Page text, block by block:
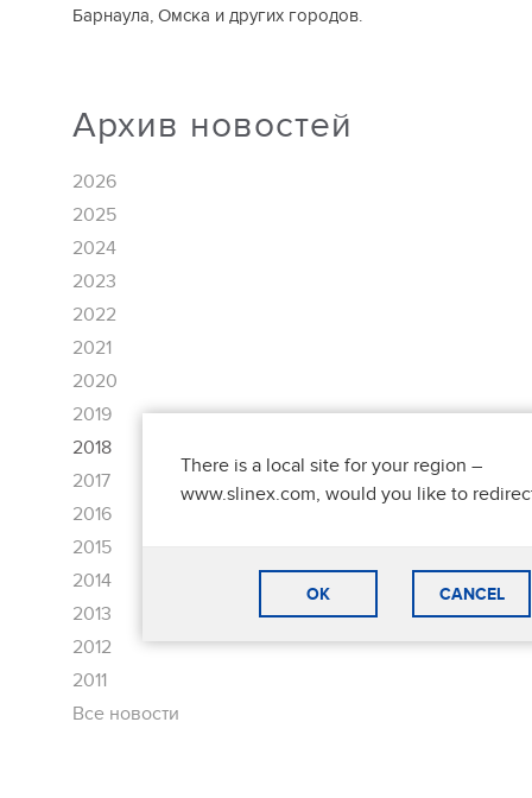
Барнаула, Омска и других городов.
Архив новостей
2026
2025
2024
2023
2022
2021
2020
2019
2018
2017
2016
2015
2014
2013
2012
2011
Все новости
There is a local site for your region –
www.slinex.com, would you like to
OK CANCEL